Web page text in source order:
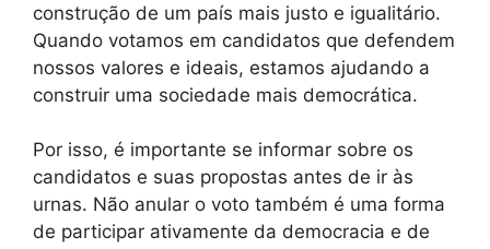
construção de um país mais justo e igualitário.
Quando votamos em candidatos que defendem
nossos valores e ideais, estamos ajudando a
construir uma sociedade mais democrática.
Por isso, é importante se informar sobre os
candidatos e suas propostas antes de ir às
urnas. Não anular o voto também é uma forma
de participar ativamente da democracia e de